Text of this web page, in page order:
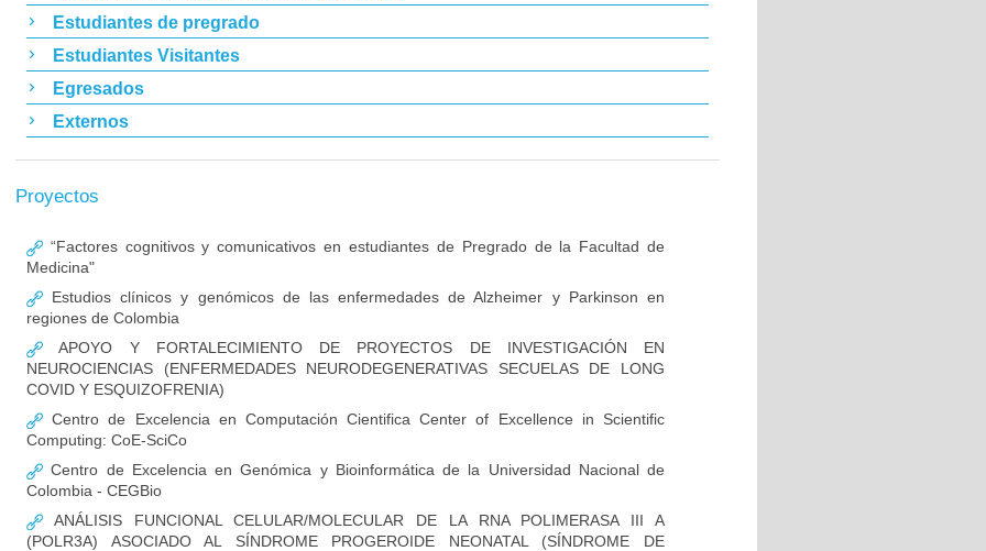
Estudiantes de pregrado
Estudiantes Visitantes
Egresados
Externos
Proyectos
“Factores cognitivos y comunicativos en estudiantes de Pregrado de la Facultad de
Medicina"
Estudios clínicos y genómicos de las enfermedades de Alzheimer y Parkinson en
regiones de Colombia
APOYO Y FORTALECIMIENTO DE PROYECTOS DE INVESTIGACIÓN EN
NEUROCIENCIAS (ENFERMEDADES NEURODEGENERATIVAS SECUELAS DE LONG
COVID Y ESQUIZOFRENIA)
Centro de Excelencia en Computación Cientifica Center of Excellence in Scientific
Computing: CoE-SciCo
Centro de Excelencia en Genómica y Bioinformática de la Universidad Nacional de
Colombia - CEGBio
ANÁLISIS FUNCIONAL CELULAR/MOLECULAR DE LA RNA POLIMERASA III A
(POLR3A) ASOCIADO AL SÍNDROME PROGEROIDE NEONATAL (SÍNDROME DE